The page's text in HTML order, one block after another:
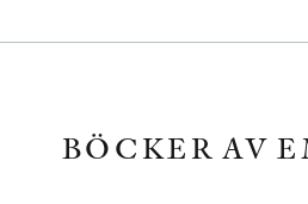
BÖCKER AV